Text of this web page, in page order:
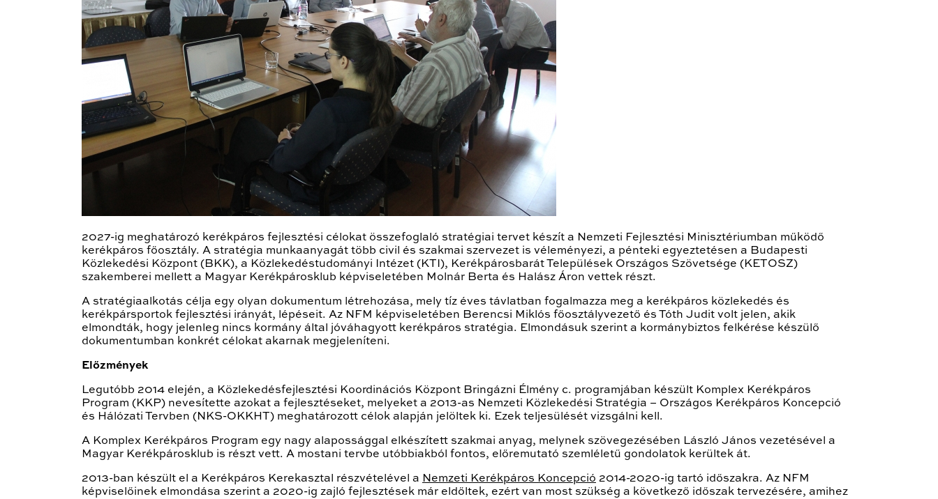
2027-ig meghatározó kerékpáros fejlesztési célokat összefoglaló stratégiai tervet készít a Nemzeti Fejlesztési Minisztériumban működő
kerékpáros főosztály. A stratégia munkaanyagát több civil és szakmai szervezet is véleményezi, a pénteki egyeztetésen a Budapesti
Közlekedési Központ (BKK), a Közlekedéstudományi Intézet (KTI), Kerékpárosbarát Települések Országos Szövetsége (KETOSZ)
szakemberei mellett a Magyar Kerékpárosklub képviseletében Molnár Berta és Halász Áron vettek részt.
A stratégiaalkotás célja egy olyan dokumentum létrehozása, mely tíz éves távlatban fogalmazza meg a kerékpáros közlekedés és
kerékpársportok fejlesztési irányát, lépéseit. Az NFM képviseletében Berencsi Miklós főosztályvezető és Tóth Judit volt jelen, akik
elmondták, hogy jelenleg nincs kormány által jóváhagyott kerékpáros stratégia. Elmondásuk szerint a kormánybiztos felkérése készülő
dokumentumban konkrét célokat akarnak megjeleníteni.
Előzmények
Legutóbb 2014 elején, a Közlekedésfejlesztési Koordinációs Központ Bringázni Élmény c. programjában készült Komplex Kerékpáros
Program (KKP) nevesítette azokat a fejlesztéseket, melyeket a 2013-as Nemzeti Közlekedési Stratégia – Országos Kerékpáros Koncepció
és Hálózati Tervben (NKS-OKKHT) meghatározott célok alapján jelöltek ki. Ezek teljesülését vizsgálni kell.
A Komplex Kerékpáros Program egy nagy alapossággal elkészített szakmai anyag, melynek szövegezésében László János vezetésével a
Magyar Kerékpárosklub is részt vett. A mostani tervbe utóbbiakból fontos, előremutató szemléletű gondolatok kerültek át.
2013-ban készült el a Kerékpáros Kerekasztal részvételével a Nemzeti Kerékpáros Koncepció 2014-2020-ig tartó időszakra. Az NFM
képviselőinek elmondása szerint a 2020-ig zajló fejlesztések már eldőltek, ezért van most szükség a következő időszak tervezésére, amihez